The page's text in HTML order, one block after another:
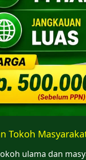
Tokoh
ulama dan